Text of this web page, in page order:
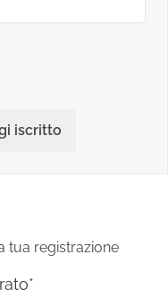
iscritto
tua registrazione